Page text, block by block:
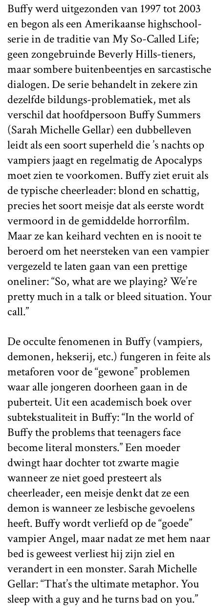
Buffy werd uitgezonden van 1997 tot 2003
en begon als een Amerikaanse highschool-
serie in de traditie van My So-Called Life;
geen zongebruinde Beverly Hills-tieners,
maar sombere buitenbeentjes en sarcastische
dialogen. De serie behandelt in zekere zin
dezelfde bildungs-problematiek, met als
verschil dat hoofdpersoon Buffy Summers
(Sarah Michelle Gellar) een dubbelleven
leidt als een soort superheld die ’s nachts op
vampiers jaagt en regelmatig de Apocalyps
moet zien te voorkomen. Buffy ziet eruit als
de typische cheerleader: blond en schattig,
precies het soort meisje dat als eerste wordt
vermoord in de gemiddelde horrorfilm.
Maar ze kan keihard vechten en is nooit te
beroerd om het neersteken van een vampier
vergezeld te laten gaan van een prettige
oneliner: “So, what are we playing? We’re
pretty much in a talk or bleed situation. Your
call.”
De occulte fenomenen in Buffy (vampiers,
demonen, hekserij, etc.) fungeren in feite als
metaforen voor de “gewone” problemen
waar alle jongeren doorheen gaan in de
puberteit. Uit een academisch boek over
subtekstualiteit in Buffy: “In the world of
Buffy the problems that teenagers face
become literal monsters.” Een moeder
dwingt haar dochter tot zwarte magie
wanneer ze niet goed presteert als
cheerleader, een meisje denkt dat ze een
demon is wanneer ze lesbische gevoelens
heeft. Buffy wordt verliefd op de “goede”
vampier Angel, maar nadat ze met hem naar
bed is geweest verliest hij zijn ziel en
verandert in een monster. Sarah Michelle
Gellar: “That’s the ultimate metaphor. You
sleep with a guy and he turns bad on you.”